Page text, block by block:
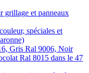
grillage et panneaux
spéciales et
Gris Ral 9006, Noir
Ral 8015 dans le 47